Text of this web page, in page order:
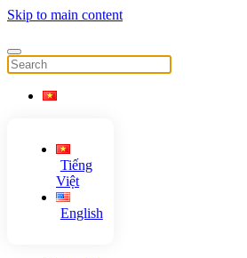
Skip to main content
Tiếng
Việt
English